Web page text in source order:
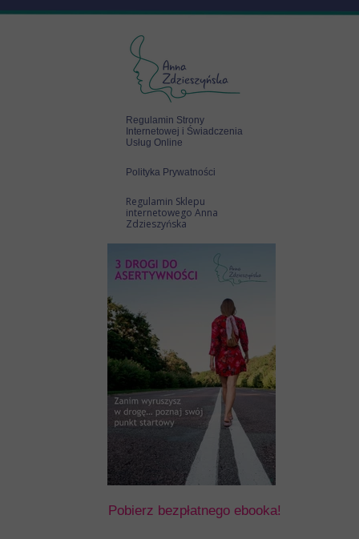
Pobierz bezpłatnego ebooka!
Polityka Prywatności
Regulamin Strony
Internetowej i Świadczenia
Usług Online
Regulamin Sklepu
internetowego Anna
Zdzieszyńska